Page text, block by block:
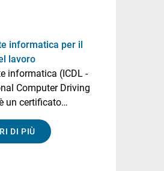
informatica per il
lavoro
informatica (ICDL -
Computer Driving
un certificato
a livello
che permette di …
DI PIÙ